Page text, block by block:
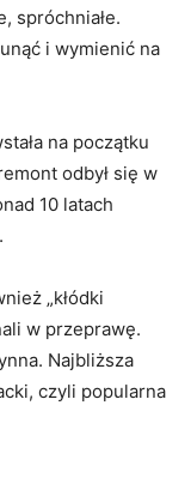
spróchniałe.
i wymienić na
na początku
odbył się w
10 latach
„kłódki
w przeprawę.
Najbliższa
czyli popularna